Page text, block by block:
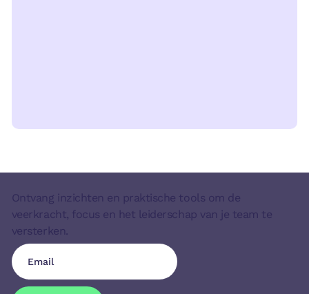
Ontvang inzichten en praktische tools om de
veerkracht, focus en het leiderschap van je team te
versterken.